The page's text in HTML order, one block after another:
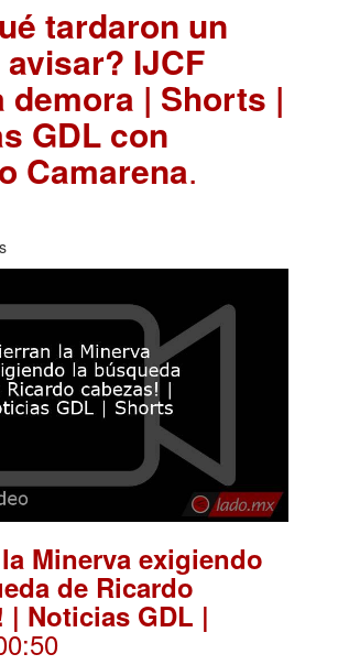
tardaron un
IJCF
demora | Shorts |
GDL con
Camarena.
la Minerva exigiendo
de Ricardo
| Noticias GDL |